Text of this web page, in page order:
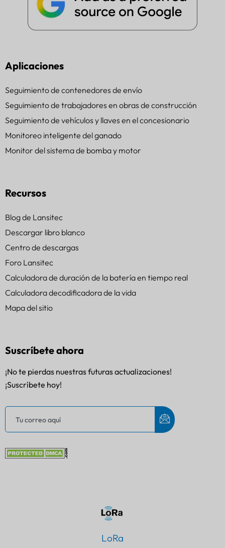
Aplicaciones
Seguimiento de contenedores de envío
Seguimiento de trabajadores en obras de construcción
Seguimiento de vehículos y llaves en el concesionario
Monitoreo inteligente del ganado
Monitor del sistema de bomba y motor
Recursos
Blog de Lansitec
Descargar libro blanco
Centro de descargas
Foro Lansitec
Calculadora de duración de la batería en tiempo real
Calculadora decodificadora de la vida
Mapa del sitio
Suscríbete ahora
¡No te pierdas nuestras futuras actualizaciones!
¡Suscríbete hoy!
LoRa